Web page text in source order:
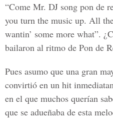
“Come Mr. DJ song pon de
you turn the music up. All
wantin’ some more what”.
bailaron al ritmo de Pon de
Pues asumo que una gran
convirtió en un hit
en el que muchos querían
que se adueñaba de esta